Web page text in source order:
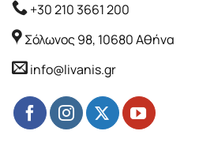
+30 210 3661 200
Σόλωνος 98, 10680 Αθήνα
info@livanis.gr